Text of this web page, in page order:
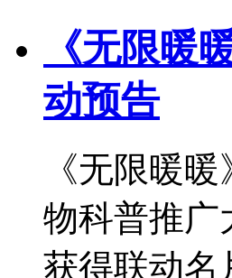
《无限暖
动预告
《无限暖
物科普推广
获得联动名